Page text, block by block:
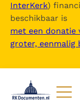
InterKerk)
beschikbaar is
met een donatie
groter, eenmalig
Inhoudsopgave
uitklappen
- === Inleiding
herderlijke
ongerustheid
- HOOFDSTUK 2
Eucharistie is